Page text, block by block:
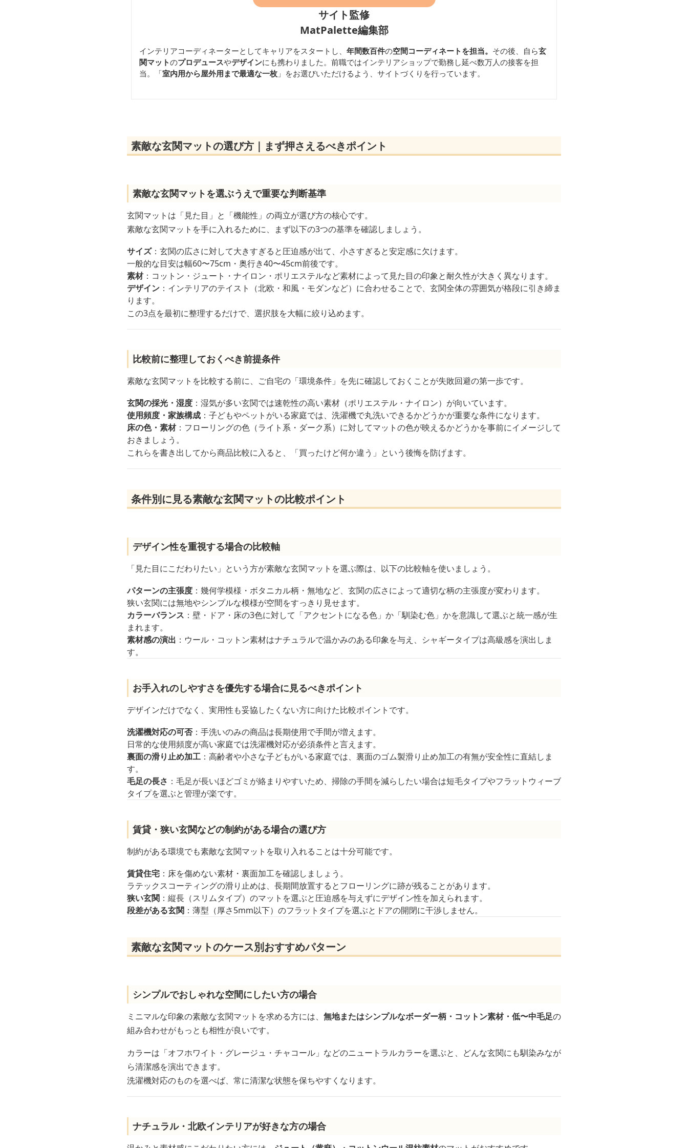
サイト監修
MatPalette編集部
インテリアコーディネーターとしてキャリアをスタートし、 年間数百件の空間コーディネートを担当。 その後、自ら玄
関マットのプロデュースやデザインにも携わりました。前職ではインテリアショップで勤務し延べ数万人の接客を担
当。「室内用から屋外用まで最適な一枚 」をお選びいただけるよう、サイトづくりを行っています。
素敵な玄関マットの選び方｜まず押さえるべきポイント
素敵な玄関マットを選ぶうえで重要な判断基準
玄関マットは「見た目」と「機能性」の両立が選び方の核心です。
素敵な玄関マットを手に入れるために、まず以下の3つの基準を確認しましょう。
サイズ：玄関の広さに対して大きすぎると圧迫感が出て、小さすぎると安定感に欠けます。
一般的な目安は幅60〜75cm・奥行き40〜45cm前後です。
素材：コットン・ジュート・ナイロン・ポリエステルなど素材によって見た目の印象と耐久性が大きく異なります。
デザイン ：インテリアのテイスト（北欧・和風・モダンなど）に合わせることで、玄関全体の雰囲気が格段に引き締ま
ります。
この3点を最初に整理するだけで、選択肢を大幅に絞り込めます。
比較前に整理しておくべき前提条件
素敵な玄関マットを比較する前に、ご自宅の「環境条件」を先に確認しておくことが失敗回避の第一歩です。
玄関の採光・湿度 ：湿気が多い玄関では速乾性の高い素材（ポリエステル・ナイロン）が向いています。
使用頻度・家族構成 ：子どもやペットがいる家庭では、洗濯機で丸洗いできるかどうかが重要な条件になります。
床の色・素材：フローリングの色（ライト系・ダーク系）に対してマットの色が映えるかどうかを事前にイメージして
おきましょう。
これらを書き出してから商品比較に入ると、「買ったけど何か違う」という後悔を防げます。
条件別に見る素敵な玄関マットの比較ポイント
デザイン性を重視する場合の比較軸
「見た目にこだわりたい」という方が素敵な玄関マットを選ぶ際は、以下の比較軸を使いましょう。
パターンの主張度 ：幾何学模様・ボタニカル柄・無地など、玄関の広さによって適切な柄の主張度が変わります。
狭い玄関には無地やシンプルな模様が空間をすっきり見せます。
カラーバランス ：壁・ドア・床の3色に対して「アクセントになる色」か「馴染む色」かを意識して選ぶと統一感が生
まれます。
素材感の演出 ：ウール・コットン素材はナチュラルで温かみのある印象を与え、シャギータイプは高級感を演出しま
す。
お手入れのしやすさを優先する場合に見るべきポイント
デザインだけでなく、実用性も妥協したくない方に向けた比較ポイントです。
洗濯機対応の可否：手洗いのみの商品は長期使用で手間が増えます。
日常的な使用頻度が高い家庭では洗濯機対応が必須条件と言えます。
裏面の滑り止め加工 ：高齢者や小さな子どもがいる家庭では、裏面のゴム製滑り止め加工の有無が安全性に直結しま
す。
毛足の長さ ：毛足が長いほどゴミが絡まりやすいため、掃除の手間を減らしたい場合は短毛タイプやフラットウィーブ
タイプを選ぶと管理が楽です。
賃貸・狭い玄関などの制約がある場合の選び方
制約がある環境でも素敵な玄関マットを取り入れることは十分可能です。
賃貸住宅 ：床を傷めない素材・裏面加工を確認しましょう。
ラテックスコーティングの滑り止めは、長期間放置するとフローリングに跡が残ることがあります。
狭い玄関 ：縦長（スリムタイプ）のマットを選ぶと圧迫感を与えずにデザイン性を加えられます。
段差がある玄関 ：薄型（厚さ5mm以下）のフラットタイプを選ぶとドアの開閉に干渉しません。
素敵な玄関マットのケース別おすすめパターン
シンプルでおしゃれな空間にしたい方の場合
ミニマルな印象の素敵な玄関マットを求める方には、 無地またはシンプルなボーダー柄・コットン素材・低〜中毛足の
組み合わせがもっとも相性が良いです。
カラーは「オフホワイト・グレージュ・チャコール」などのニュートラルカラーを選ぶと、どんな玄関にも馴染みなが
ら清潔感を演出できます。
洗濯機対応のものを選べば、常に清潔な状態を保ちやすくなります。
ナチュラル・北欧インテリアが好きな方の場合